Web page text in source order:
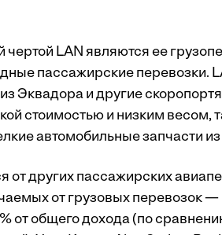
чертой LAN являются ее
пассажирские перевозки.
Эквадора и другие
стоимостью и низким весом,
автомобильные запчасти
от других пассажирских
от грузовых перевозок —
от общего дохода (по